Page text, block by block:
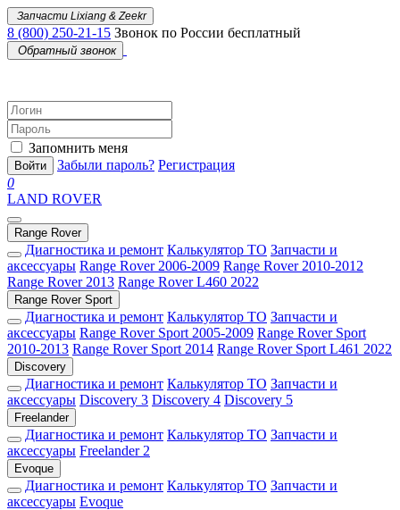
Запчасти Lixiang & Zeekr
8 (800) 250-21-15 Звонок по России бесплатный
Обратный звонок
Запомнить меня
Войти Забыли пароль? Регистрация
0
LAND ROVER
Range Rover
Диагностика и ремонт Калькулятор ТО Запчасти и
аксессуары Range Rover 2006-2009 Range Rover 2010-2012
Range Rover 2013 Range Rover L460 2022
Range Rover Sport
Диагностика и ремонт Калькулятор ТО Запчасти и
аксессуары Range Rover Sport 2005-2009 Range Rover Sport
2010-2013 Range Rover Sport 2014 Range Rover Sport L461 2022
Discovery
Диагностика и ремонт Калькулятор ТО Запчасти и
аксессуары Discovery 3 Discovery 4 Discovery 5
Freelander
Диагностика и ремонт Калькулятор ТО Запчасти и
аксессуары Freelander 2
Evoque
Диагностика и ремонт Калькулятор ТО Запчасти и
аксессуары Evoque